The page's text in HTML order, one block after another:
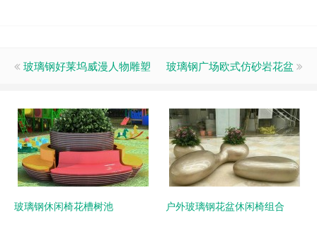
玻璃钢好莱坞威漫人物雕塑 玻璃钢广场欧式仿砂岩花盆
玻璃钢休闲椅花槽树池 户外玻璃钢花盆休闲椅组合